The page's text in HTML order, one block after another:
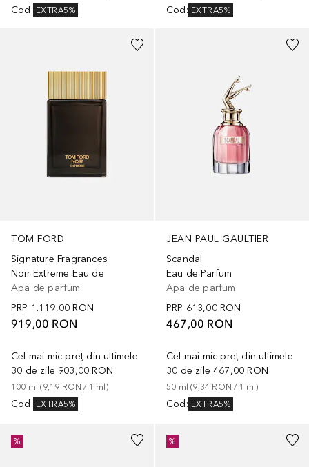
Cod : EXTRA5% Cod : EXTRA5%
TOM FORD
Signature Fragrances
Noir Extreme Eau de
Apa de parfum
PRP 1.119,00 RON
919,00 RON
Cel mai mic preț din ultimele
30 de zile 903,00 RON
100 ml (9,19 RON / 1 ml )
Cod : EXTRA5%
JEAN PAUL GAULTIER
Scandal
Eau de Parfum
Apa de parfum
PRP 613,00 RON
467,00 RON
Cel mai mic preț din ultimele
30 de zile 467,00 RON
50 ml (9,34 RON / 1 ml)
Cod : EXTRA5%
%
+2
%